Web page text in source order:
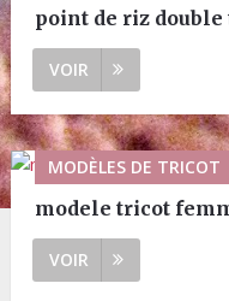
point de riz
VOIR
MODÈLES DE TRICOT
modele tricot
VOIR